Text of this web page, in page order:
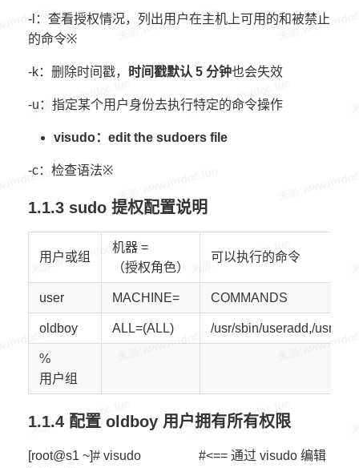
-l：查看授权情况，列出用户在主机上可用的和被禁止
的命令※
-k：删除时间戳， 时间戳默认 5 分钟也会失效
-u：指定某个用户身份去执行特定的命令操作
visudo：edit the sudoers file
-c：检查语法※
1.1.3 sudo 提权配置说明
用户或组
机器 =
（授权角色）
可以执行的命令
user MACHINE= COMMANDS
oldboy ALL=(ALL) /usr/sbin/useradd,/usr/
%
用户组
1.1.4 配置 oldboy 用户拥有所有权限
[root@s1 ~]# visudo #<== 通过 visudo 编辑